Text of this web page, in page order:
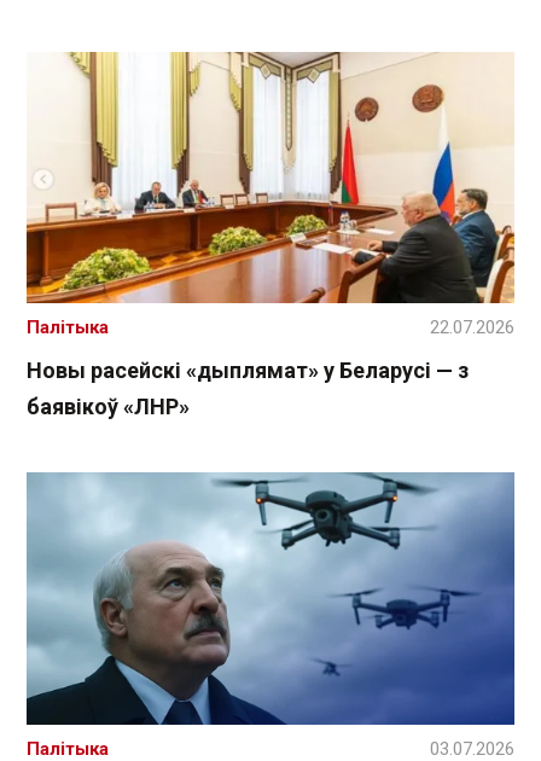
Новы расейскі «дыплямат» у Беларусі — з
баявікоў «ЛНР»
Палітыка 22.07.2026
Палітыка 03.07.2026